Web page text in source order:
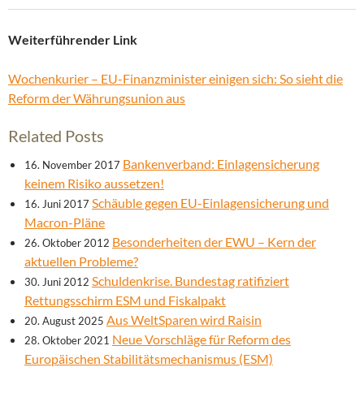
Weiterführender Link
Wochenkurier – EU-Finanzminister einigen sich: So sieht die
Reform der Währungsunion aus
Related Posts
16. November 2017 Bankenverband: Einlagensicherung
keinem Risiko aussetzen!
16. Juni 2017 Schäuble gegen EU-Einlagensicherung und
Macron-Pläne
26. Oktober 2012 Besonderheiten der EWU – Kern der
aktuellen Probleme?
30. Juni 2012 Schuldenkrise. Bundestag ratifiziert
Rettungsschirm ESM und Fiskalpakt
20. August 2025 Aus WeltSparen wird Raisin
28. Oktober 2021 Neue Vorschläge für Reform des
Europäischen Stabilitätsmechanismus (ESM)